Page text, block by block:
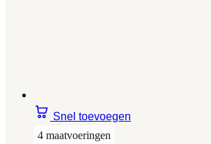
Snel toevoegen
4 maatvoeringen